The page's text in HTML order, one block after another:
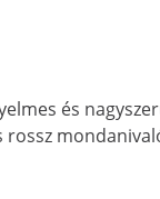
és